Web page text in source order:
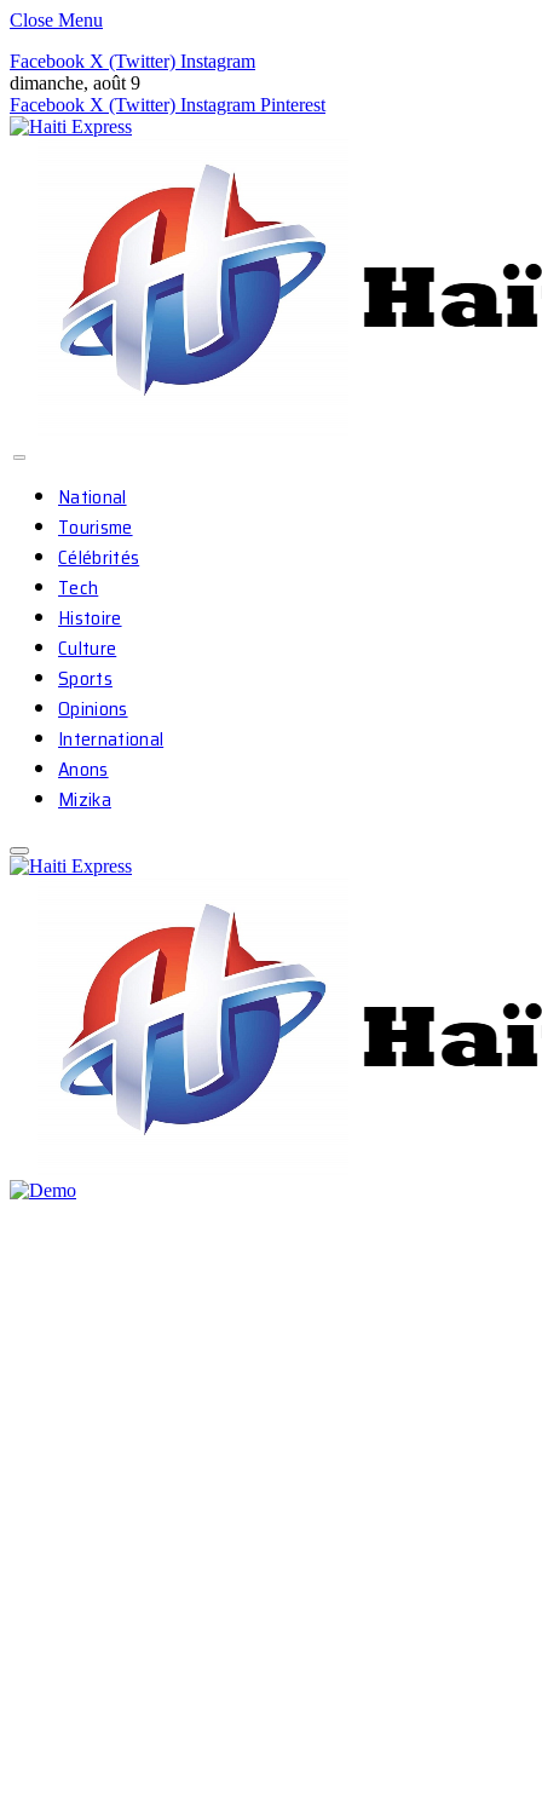
Close Menu
Facebook X (Twitter) Instagram
dimanche, août 9
Facebook X (Twitter) Instagram Pinterest
National
Tourisme
Célébrités
Tech
Histoire
Culture
Sports
Opinions
International
Anons
Mizika